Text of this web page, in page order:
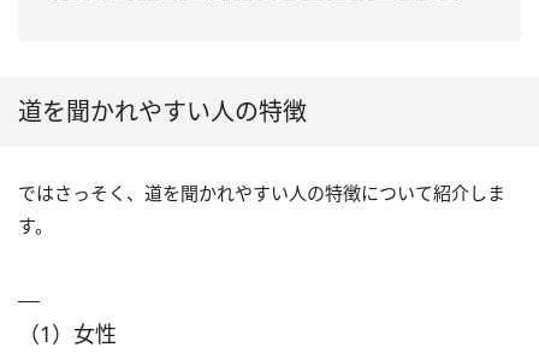
道を聞かれやすい人の特徴
ではさっそく、道を聞かれやすい人の特徴について紹介しま
す。
（1）女性